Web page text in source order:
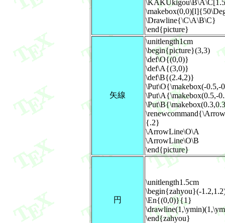
\Drawline{\C\A\B\C}
\end{picture}
矢線
\unitlength1cm
\begin{picture}(3,3)
\def\O{(0,0)}
\def\A{(3,0)}
\def\B{(2.4,2)}
\Put\O{\makebox(-
\Put\A{\makebox(0.5,-
{.2}
\ArrowLine\O\A
\ArrowLine\O\B
\end{picture}
円
\unitlength1.5cm
\begin{zahyou}(-
\En{(0,0)}{1}
\end{zahyou}